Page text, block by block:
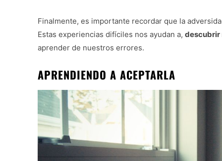
Finalmente, es importante recordar que la
Estas experiencias difíciles nos ayudan a, descubrir
aprender de nuestros errores.
APRENDIENDO A ACEPTARLA